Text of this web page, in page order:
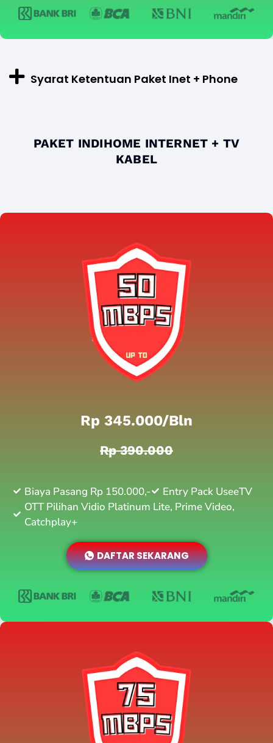
Syarat Ketentuan Paket Inet + Phone
PAKET INDIHOME INTERNET + TV
KABEL
Rp 345.000/bln
Rp 390.000
Biaya Pasang Rp 150.000,-
Entry Pack UseeTV
OTT Pilihan Vidio Platinum Lite, Prime Video,
Catchplay+
DAFTAR SEKARANG